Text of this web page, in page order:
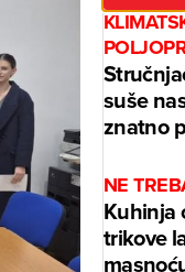
suše
znatno
NE
Kuhinja
trikove